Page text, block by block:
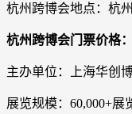
杭州跨博会地点：杭
杭州跨博会门票价格
主办单位：上海华创
展览规模：60,000+展